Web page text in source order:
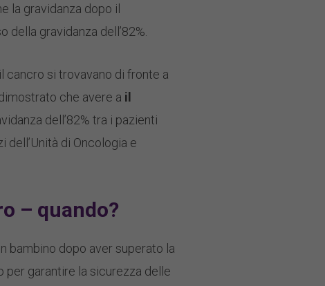
la gravidanza dopo il
gravidanza dell’82%.
cancro si trovavano di fronte a
che avere a il
dell’82% tra i pazienti
di Oncologia e
– quando?
bambino dopo aver superato la
per garantire la sicurezza delle